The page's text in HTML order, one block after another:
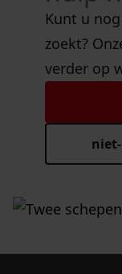
Kunt u
zoekt?
verder op